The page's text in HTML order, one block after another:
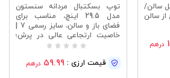
سالن/
از سالن
درهم
توپ بسکتبال مردانه سنستون
مدل 29.5 اینچ، مناسب برای
خاصیت ارتجاعی عالی در پرش؛
ارزش خرید بالا برای بازی روزانه؛
شدن آسان؛ هدیه‌ای ایده‌آل برای
قیمت ارزی : 59.99 درهم